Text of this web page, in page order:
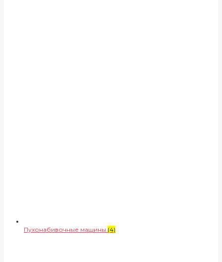
Пухонабивочные машины (4)